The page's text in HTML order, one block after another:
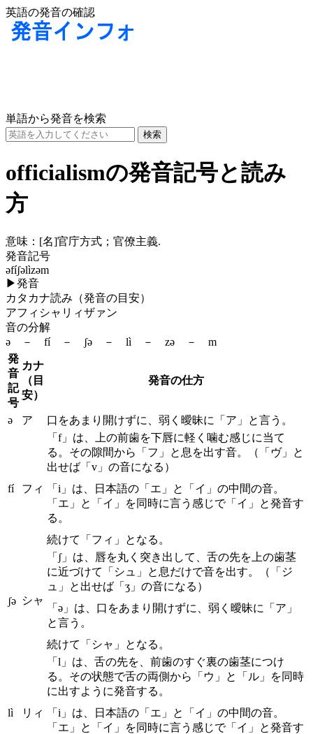
英語の発音の確認
単語から発音を検索
officialismの発音記号と読み
方
意味： [名]官庁方式；官僚主義.
発音記号
əfíʃəlìzəm
▶発音
カタカナ読み（発音の目安）
アフィシャリィザァン
音の分解
ə － fí － ʃə － lì － zə － m
発
音
記
号
カナ
（目
安）
発音の仕方
ə ア 口をあまり開けずに、弱く曖昧に「ア」と言う。
fí フィ
「f」は、上の前歯を下唇に軽く噛む感じに当て
る。その隙間から「フ」と息を出す音。（「ヴ」と
出せば「v」の音になる）
「i」は、日本語の「エ」と「イ」の中間の音。
「エ」と「イ」を同時に言う感じで「イ」と発音す
る。
続けて「フィ」となる。
ʃə シャ
「ʃ」は、唇を丸く突き出して、舌の先を上の歯茎
に近づけて「シュ」と息だけで音を出す。（「ジ
ュ」と出せば「ʒ」の音になる）
「ə」は、口をあまり開けずに、弱く曖昧に「ア」
と言う。
続けて「シャ」となる。
lì リィ
「l」は、舌の先を、前歯のすぐ裏の歯茎につけ
る。その状態で舌の両側から「ウ」と「ル」を同時
に出すように発音する。
「i」は、日本語の「エ」と「イ」の中間の音。
「エ」と「イ」を同時に言う感じで「イ」と発音す